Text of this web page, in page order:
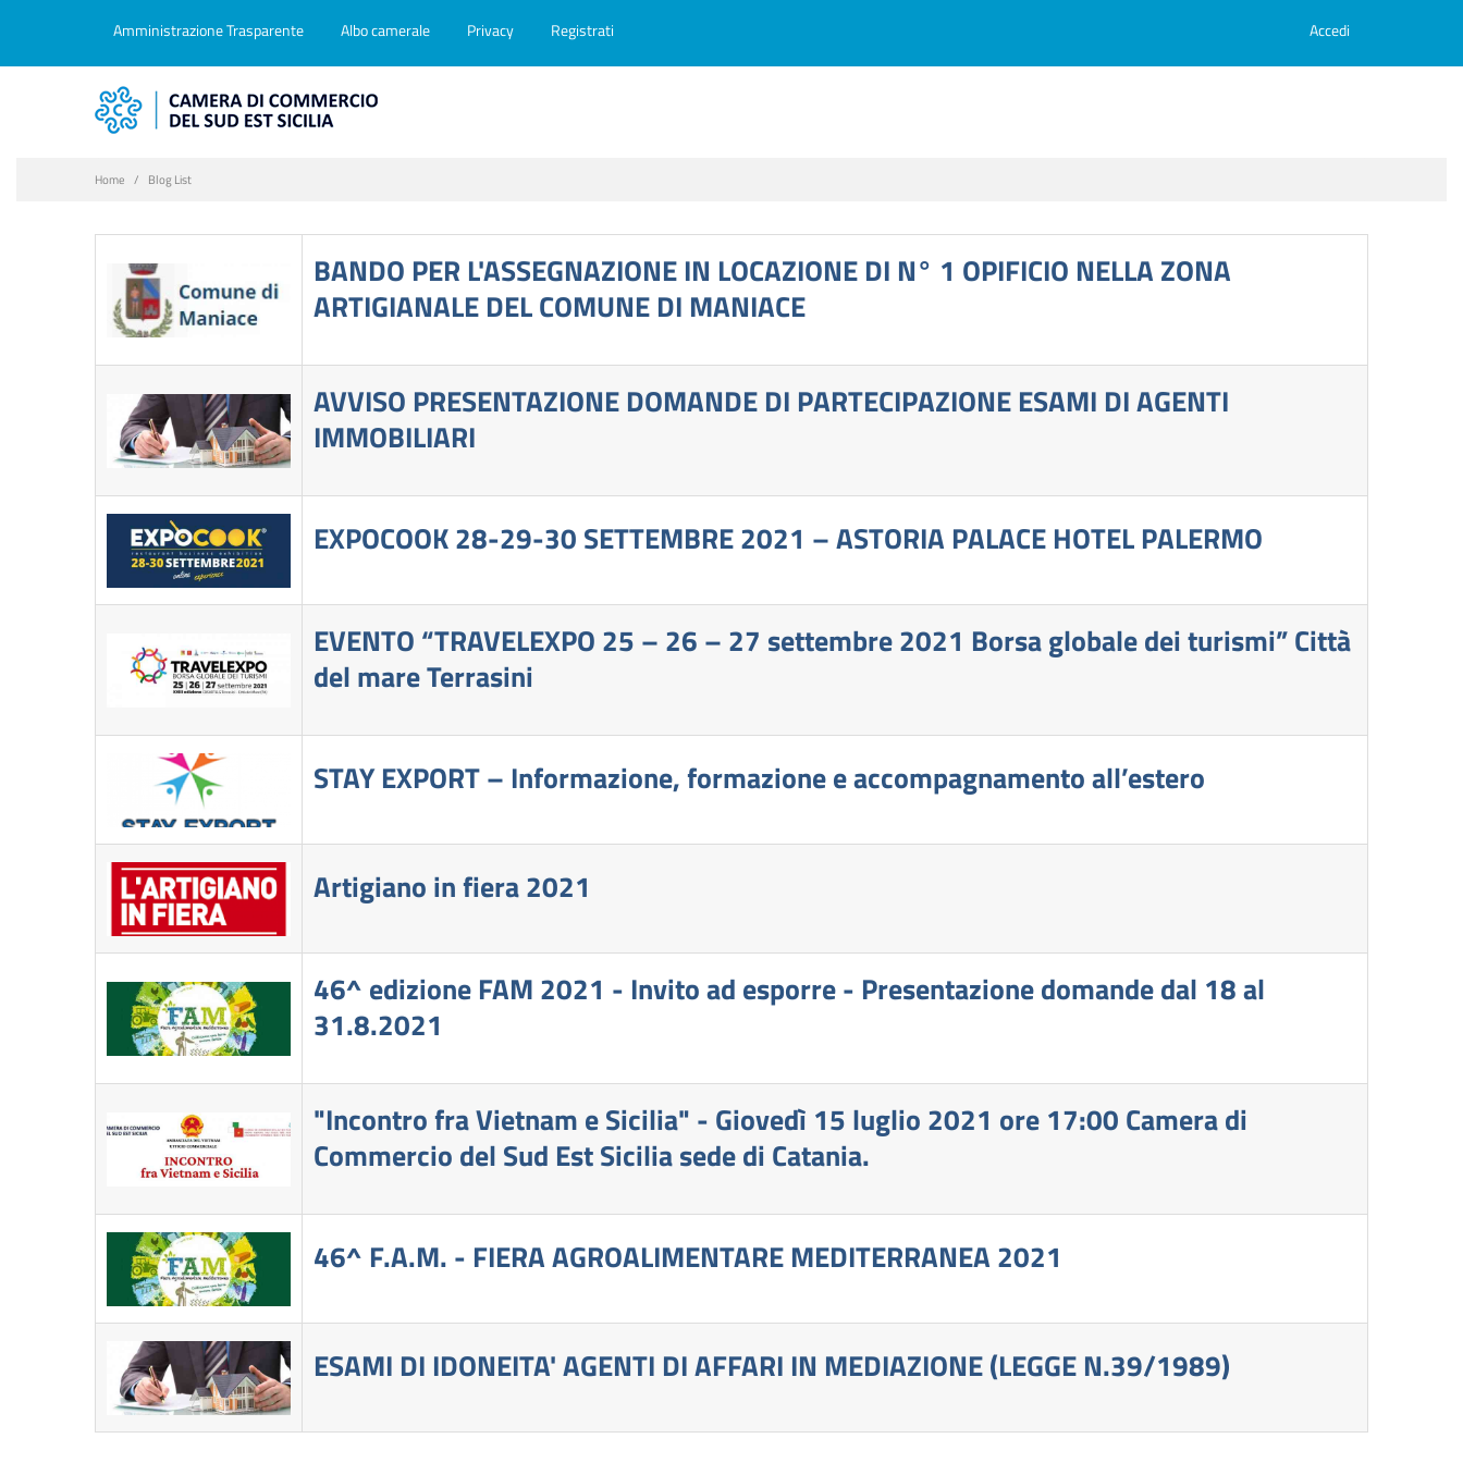
Amministrazione Trasparente Albo camerale Privacy Registrati Accedi
Home Blog List
BANDO PER L'ASSEGNAZIONE IN LOCAZIONE DI N° 1 OPIFICIO NELLA ZONA
ARTIGIANALE DEL COMUNE DI MANIACE
AVVISO PRESENTAZIONE DOMANDE DI PARTECIPAZIONE ESAMI DI AGENTI
IMMOBILIARI
EXPOCOOK 28-29-30 SETTEMBRE 2021 – ASTORIA PALACE HOTEL PALERMO
EVENTO “TRAVELEXPO 25 – 26 – 27 settembre 2021 Borsa globale dei turismi” Città
del mare Terrasini
STAY EXPORT – Informazione, formazione e accompagnamento all’estero
Artigiano in fiera 2021
46^ edizione FAM 2021 - Invito ad esporre - Presentazione domande dal 18 al
31.8.2021
"Incontro fra Vietnam e Sicilia" - Giovedì 15 luglio 2021 ore 17:00 Camera di
Commercio del Sud Est Sicilia sede di Catania.
46^ F.A.M. - FIERA AGROALIMENTARE MEDITERRANEA 2021
ESAMI DI IDONEITA' AGENTI DI AFFARI IN MEDIAZIONE (LEGGE N.39/1989)